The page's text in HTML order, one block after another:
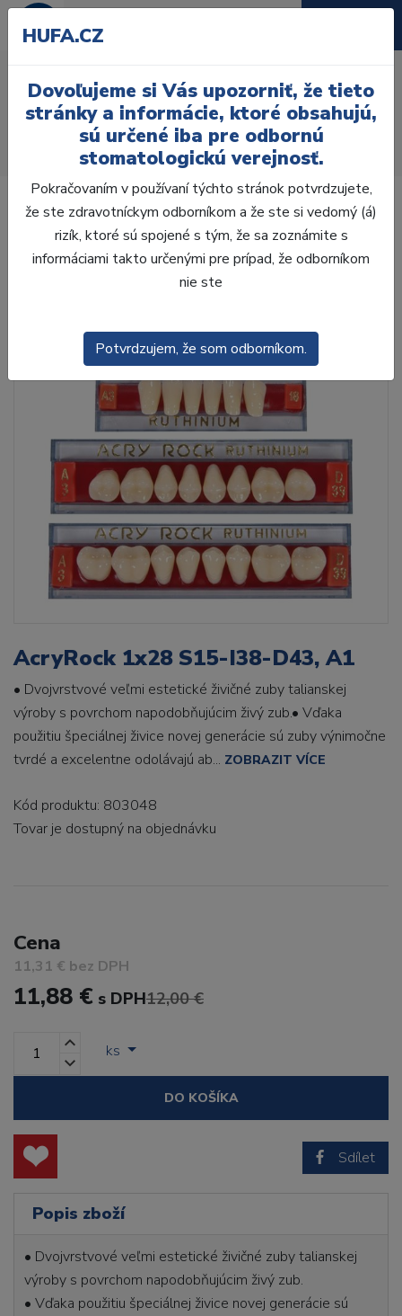
D43, A1
Zuby
AcryRock
AcryRock 1x28 S15-I38-D43, A1
AcryRock 1x28 S15-I38-D43, A1
• Dvojvrstvové veľmi estetické živičné zuby talianskej
výroby s povrchom napodobňujúcim živý zub.• Vďaka
použitiu špeciálnej živice novej generácie sú zuby výnimočne
tvrdé a excelentne odolávajú ab... ZOBRAZIT VÍCE
Kód produktu: 803048
Tovar je dostupný na objednávku
Cena
11,31 € bez DPH
11,88 € s DPH12,00 €
ks
DO KOŠÍKA
Sdílet
Popis zboží
• Dvojvrstvové veľmi estetické živičné zuby talianskej
výroby s povrchom napodobňujúcim živý zub.
• Vďaka použitiu špeciálnej živice novej generácie sú
HUFA.CZ
Dovoľujeme si Vás upozorniť, že tieto
stránky a informácie, ktoré obsahujú,
sú určené iba pre odbornú
stomatologickú verejnosť.
Pokračovaním v používaní týchto stránok potvrdzujete,
že ste zdravotníckym odborníkom a že ste si vedomý (á)
rizík, ktoré sú spojené s tým, že sa zoznámite s
informáciami takto určenými pre prípad, že odborníkom
nie ste
Potvrdzujem, že som odborníkom.